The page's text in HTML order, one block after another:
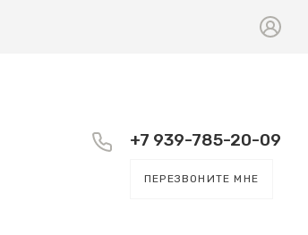
+7 939-785-20-09
ПЕРЕЗВОНИТЕ МНЕ